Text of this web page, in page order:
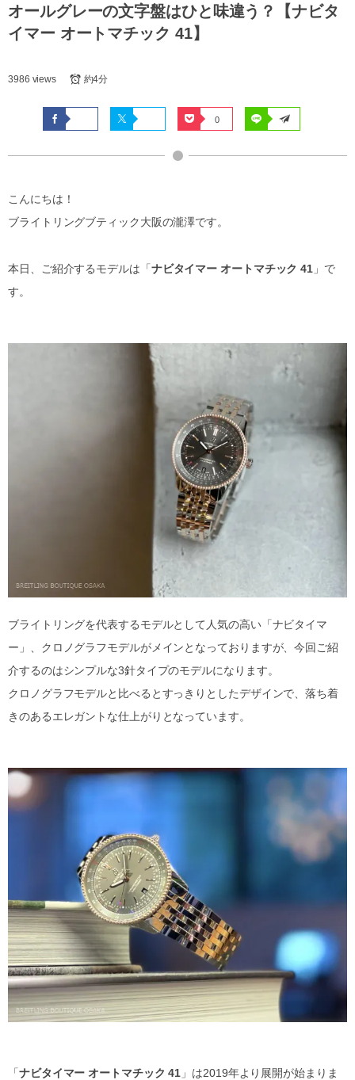
オールグレーの文字盤はひと味違う？【ナビタ
イマー オートマチック 41】
3986 views 約4分
0
こんにちは！
ブライトリングブティック大阪の瀧澤です。
本日、ご紹介するモデルは「ナビタイマー オートマチック 41 」で
す。
ブライトリングを代表するモデルとして人気の高い「ナビタイマ
ー」、クロノグラフモデルがメインとなっておりますが、今回ご紹
介するのはシンプルな3針タイプのモデルになります。
クロノグラフモデルと比べるとすっきりとしたデザインで、落ち着
きのあるエレガントな仕上がりとなっています。
「ナビタイマー オートマチック 41 」は2019年より展開が始まりま